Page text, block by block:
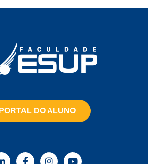
PORTAL DO ALUNO